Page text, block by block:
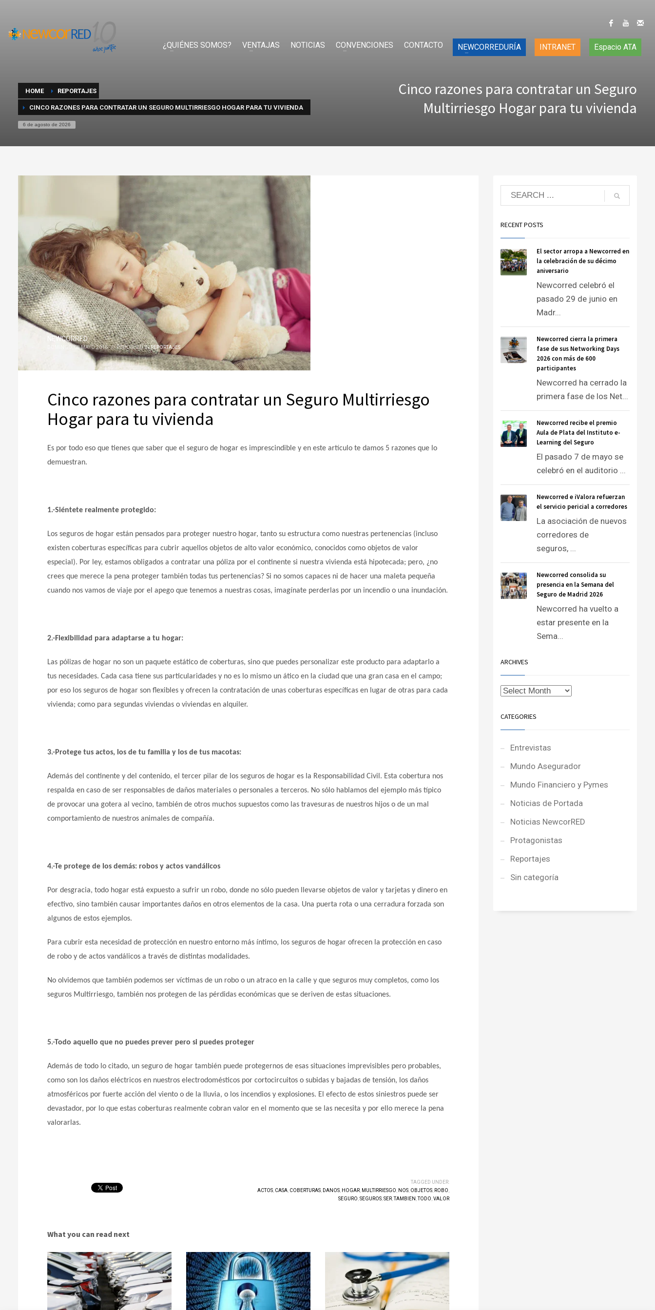
¿QUIÉNES SOMOS? VENTAJAS NOTICIAS CONVENCIONES CONTACTO NEWCORREDURÍA INTRANET Espacio ATA
HOME REPORTAJES
CINCO RAZONES PARA CONTRATAR UN SEGURO MULTIRRIESGO HOGAR PARA TU VIVIENDA
6 de agosto de 2026
Cinco razones para contratar un Seguro
Multirriesgo Hogar para tu vivienda
NEWCORRED
DOMINGO, 08 MAYO 2016 / PUBLISHED INREPORTAJES
Cinco razones para contratar un Seguro Multirriesgo
Hogar para tu vivienda
Es por todo eso que tienes que saber que el seguro de hogar es imprescindible y en este artículo te damos 5 razones que lo
demuestran.
1.-Siéntete realmente protegido:
Los seguros de hogar están pensados para proteger nuestro hogar, tanto su estructura como nuestras pertenencias (incluso
existen coberturas específicas para cubrir aquellos objetos de alto valor económico, conocidos como objetos de valor
especial). Por ley, estamos obligados a contratar una póliza por el continente si nuestra vivienda está hipotecada; pero, ¿no
crees que merece la pena proteger también todas tus pertenencias? Si no somos capaces ni de hacer una maleta pequeña
cuando nos vamos de viaje por el apego que tenemos a nuestras cosas, imagínate perderlas por un incendio o una inundación.
2.-Flexibilidad para adaptarse a tu hogar:
Las pólizas de hogar no son un paquete estático de coberturas, sino que puedes personalizar este producto para adaptarlo a
tus necesidades. Cada casa tiene sus particularidades y no es lo mismo un ático en la ciudad que una gran casa en el campo;
por eso los seguros de hogar son flexibles y ofrecen la contratación de unas coberturas específicas en lugar de otras para cada
vivienda; como para segundas viviendas o viviendas en alquiler.
3.-Protege tus actos, los de tu familia y los de tus macotas:
Además del continente y del contenido, el tercer pilar de los seguros de hogar es la Responsabilidad Civil. Esta cobertura nos
respalda en caso de ser responsables de daños materiales o personales a terceros. No sólo hablamos del ejemplo más típico
de provocar una gotera al vecino, también de otros muchos supuestos como las travesuras de nuestros hijos o de un mal
comportamiento de nuestros animales de compañía.
4.-Te protege de los demás: robos y actos vandálicos
Por desgracia, todo hogar está expuesto a sufrir un robo, donde no sólo pueden llevarse objetos de valor y tarjetas y dinero en
efectivo, sino también causar importantes daños en otros elementos de la casa. Una puerta rota o una cerradura forzada son
algunos de estos ejemplos.
Para cubrir esta necesidad de protección en nuestro entorno más íntimo, los seguros de hogar ofrecen la protección en caso
de robo y de actos vandálicos a través de distintas modalidades.
No olvidemos que también podemos ser víctimas de un robo o un atraco en la calle y que seguros muy completos, como los
seguros Multirriesgo, también nos protegen de las pérdidas económicas que se deriven de estas situaciones.
5.-Todo aquello que no puedes prever pero si puedes proteger
Además de todo lo citado, un seguro de hogar también puede protegernos de esas situaciones imprevisibles pero probables,
como son los daños eléctricos en nuestros electrodomésticos por cortocircuitos o subidas y bajadas de tensión, los daños
atmosféricos por fuerte acción del viento o de la lluvia, o los incendios y explosiones. El efecto de estos siniestros puede ser
devastador, por lo que estas coberturas realmente cobran valor en el momento que se las necesita y por ello merece la pena
valorarlas.
TAGGED UNDER:
ACTOS CASA COBERTURAS DANOS HOGAR MULTIRRIESGO NOS OBJETOS ROBO
SEGURO SEGUROS SER ,TAMBIEN ,TODO VALOR
What you can read next
RECENT POSTS
El sector arropa a Newcorred en
la celebración de su décimo
aniversario
Newcorred celebró el
pasado 29 de junio en
Madr...
Newcorred cierra la primera
fase de sus Networking Days
2026 con más de 600
participantes
Newcorred ha cerrado la
primera fase de los Net...
Newcorred recibe el premio
Aula de Plata del Instituto e-
Learning del Seguro
El pasado 7 de mayo se
celebró en el auditorio ...
Newcorred e iValora refuerzan
el servicio pericial a corredores
La asociación de nuevos
corredores de
seguros, ...
Newcorred consolida su
presencia en la Semana del
Seguro de Madrid 2026
Newcorred ha vuelto a
estar presente en la
Sema...
ARCHIVES
CATEGORIES
Entrevistas
Mundo Asegurador
Mundo Financiero y Pymes
Noticias de Portada
Noticias NewcorRED
Protagonistas
Reportajes
Sin categoría